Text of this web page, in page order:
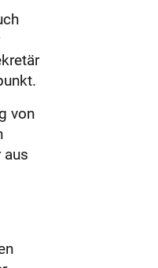
von
aus